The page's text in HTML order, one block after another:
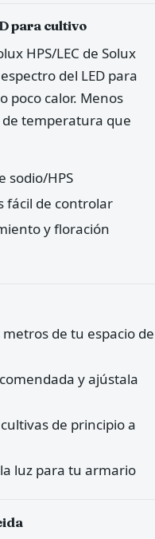
para cultivo
HPS/LEC de Solux
del LED para
poco calor. Menos
temperatura que
sodio/HPS
fácil de controlar
y floración
de tu espacio de
y ajústala
de principio a
luz para tu armario